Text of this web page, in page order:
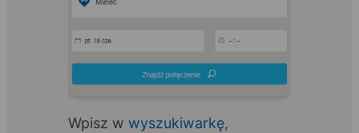
Wpisz w wyszukiwarkę,